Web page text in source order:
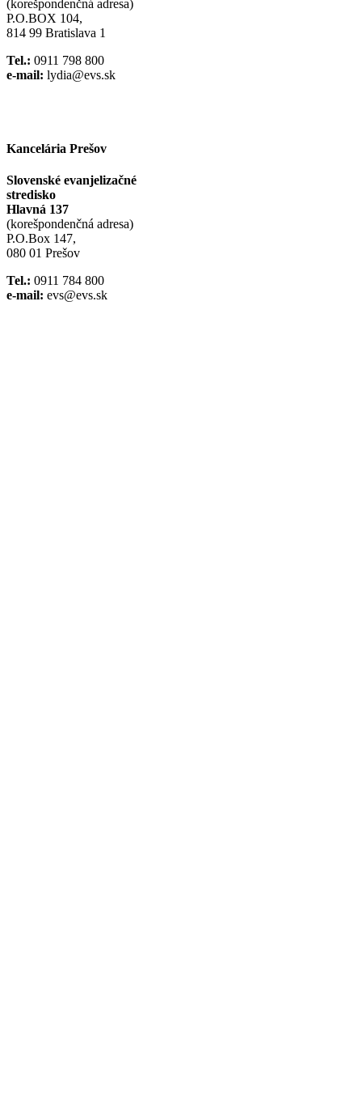
(korešpondenčná adresa)
P.O.BOX 104,
814 99 Bratislava 1
Tel.: 0911 798 800
e-mail: lydia@evs.sk
Kancelária Prešov
Slovenské evanjelizačné
stredisko
Hlavná 137
(korešpondenčná adresa)
P.O.Box 147,
080 01 Prešov
Tel.: 0911 784 800
e-mail: evs@evs.sk